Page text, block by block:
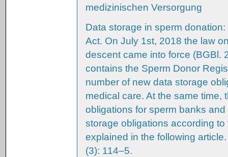
medizinischen Versorgung
Data storage in sperm
Act. On July 1st, 2018 the law
descent came into force (BGBl.
contains the Sperm Donor
number of new data storage
medical care. At the same time,
obligations for sperm banks
storage obligations according
explained in the following
(3): 114–5.